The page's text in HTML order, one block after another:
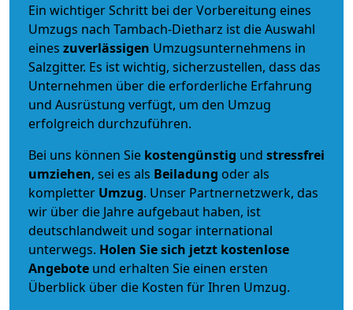
Ein wichtiger Schritt bei der Vorbereitung eines
Umzugs nach Tambach-Dietharz ist die Auswahl
eines zuverlässigen Umzugsunternehmens in
Salzgitter. Es ist wichtig, sicherzustellen, dass das
Unternehmen über die erforderliche Erfahrung
und Ausrüstung verfügt, um den Umzug
erfolgreich durchzuführen.
Bei uns können Sie kostengünstig und stressfrei
umziehen, sei es als Beiladung oder als
kompletter Umzug. Unser Partnernetzwerk, das
wir über die Jahre aufgebaut haben, ist
deutschlandweit und sogar international
unterwegs. Holen Sie sich jetzt kostenlose
Angebote und erhalten Sie einen ersten
Überblick über die Kosten für Ihren Umzug.